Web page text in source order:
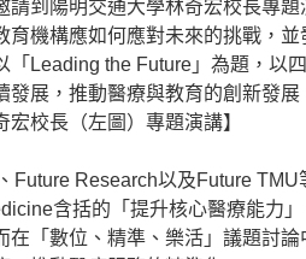
請到陽明交通大學林奇宏校長專
育機構應如何應對未來的挑戰，
「Leading the Future」為題，以
展，推動醫療與教育的創新發展
校長（左圖）專題演講】
Future Research以及Future
含括的「提升核心醫療能力
在「數位、精準、樂活」議題討